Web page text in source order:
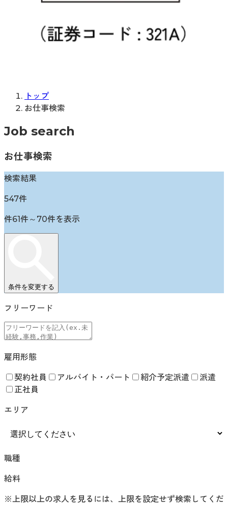
トップ
お仕事検索
Job search
お仕事検索
検索結果
547件
件61件～ 70件を表示
条件を変更する
フリーワード
雇用形態
契約社員 アルバイト・パート 紹介予定派遣
派遣
正社員
エリア
職種
給料
※上限以上の求人を見るには、上限を設定せず検索してくだ